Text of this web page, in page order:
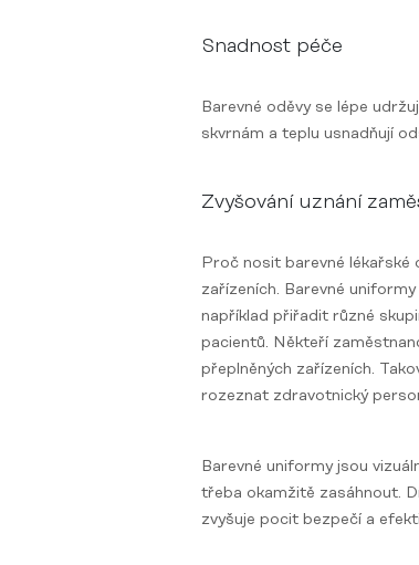
Snadnost péče
Barevné oděvy se lépe
skvrnám a teplu usnadňují
Zvyšování uznání
Proč nosit barevné lékařské
zařízeních. Barevné
například přiřadit různé
pacientů. Někteří
přeplněných zařízeních.
rozeznat zdravotnický
Barevné uniformy jsou
třeba okamžitě zasáhnout.
zvyšuje pocit bezpečí a